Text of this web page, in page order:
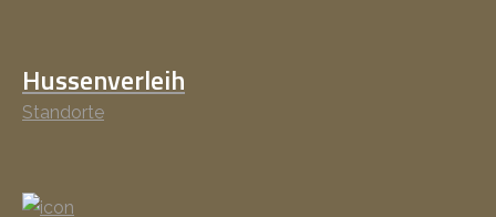
Hussenverleih
Standorte